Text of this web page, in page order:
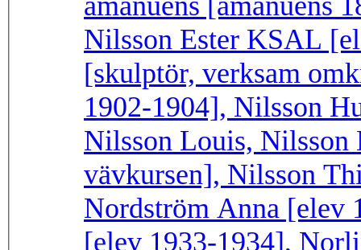
Nilsson Ester KSAL
[skulptör, verksam
1902-1904], Nilsson
Nilsson Louis, Nilsson
vävkursen], Nilsson
Nordström Anna [elev
[elev 1933-1934],